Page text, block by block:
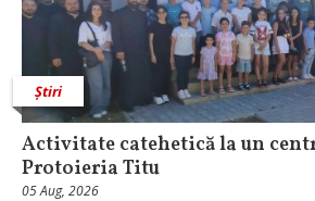
Știri
Activitate catehetică la un
Protoieria Titu
05 Aug, 2026